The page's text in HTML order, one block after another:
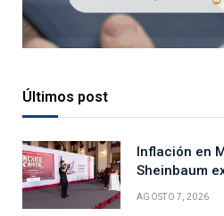
Últimos post
Inflación en
Sheinbaum
AGOSTO 7, 2026